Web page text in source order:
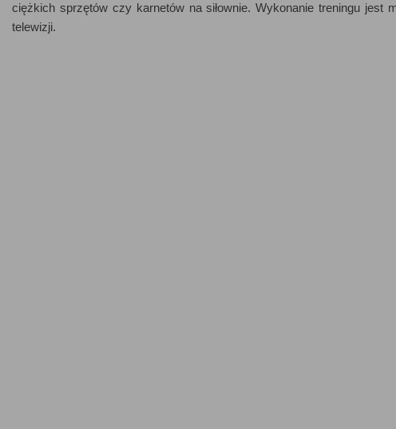
ciężkich sprzętów czy karnetów na siłownie. Wykonanie treningu jest
telewizji.